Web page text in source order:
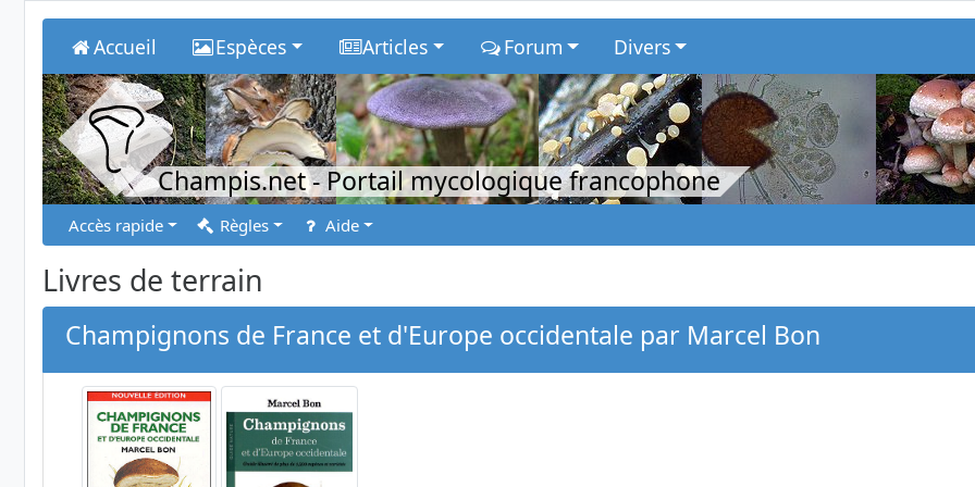
Accueil Espèces Articles Forum Divers
Champis.net- Portail mycologique francophone
Accès rapide Règles Aide
Livres de terrain
Champignons de France et d'Europe occidentale par Marcel Bon